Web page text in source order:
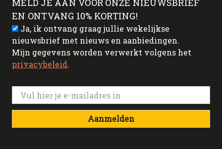
MELD JE AAN VOOR ONZE NIEUWSBRIEF
EN ONTVANG 10% KORTING!
Ja, ik ontvang graag jullie wekelijkse
nieuwsbrief met nieuws en aanbiedingen.
Mijn gegevens worden verwerkt volgens het
privacybeleid.
Aanmelden